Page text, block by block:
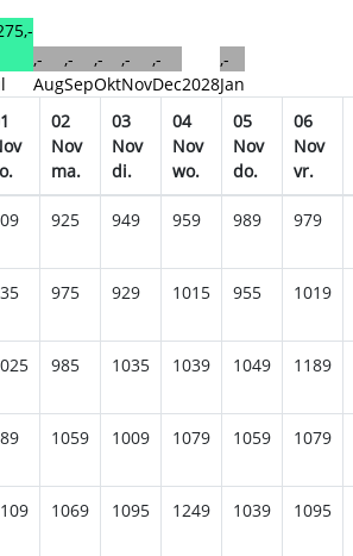
,-
Aug
,-
Sep
,-
Okt
,-
Nov
,-
Dec2028
,-
Jan
02
Nov
ma.
03
Nov
di.
04
Nov
wo.
05
Nov
do.
06
Nov
vr.
925 949 959 989 979
975 929 1015 955 1019
985 1035 1039 1049 1189
1059 1009 1079 1059 1079
1069 1095 1249 1039 1095